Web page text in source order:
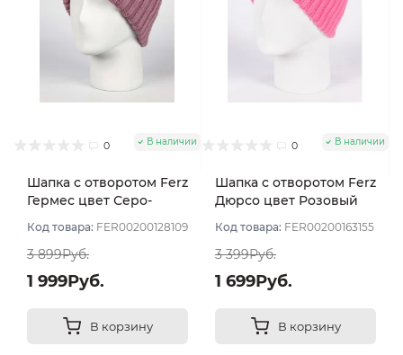
0 В наличии
Шапка с отворотом Ferz
Гермес цвет Серо-
Код товара: FER00200128109
3 899Руб.
1 999Руб.
В корзину
0 В наличии
Шапка с отворотом Ferz
Дюрсо цвет Розовый
Код товара: FER00200163155
3 399Руб.
1 699Руб.
В корзину